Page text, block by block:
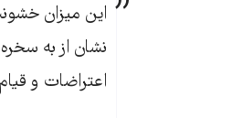
این میزان
نشان از به
اعتراضات و